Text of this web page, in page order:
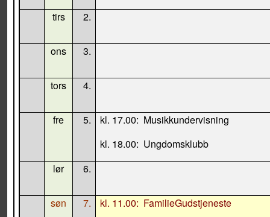
tirs 2.
ons 3.
tors 4.
fre 5. kl. 17.00: Musikkundervisning
kl. 18.00: Ungdomsklubb
lør
6.
søn 7. kl. 11.00: FamilieGudstjeneste